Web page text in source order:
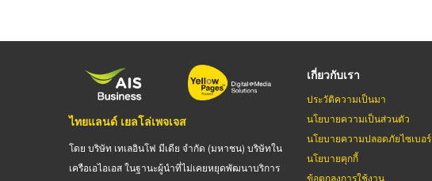
ไทยแลนด์ เยลโล่เพจเจส
โดย บริษัท เทเลอินโฟ มีเดีย จำกัด (มหาชน) บริษัทใน
เครือเอไอเอส ในฐานะผู้นำที่ไม่เคยหยุดพัฒนาบริการ
เกี่ยวกับเรา
ประวัติความเป็นมา
นโยบายความเป็นส่วนตัว
นโยบายความปลอดภัยไซเบอร์
นโยบายคุกกี้
ข้อตกลงการใช้งาน